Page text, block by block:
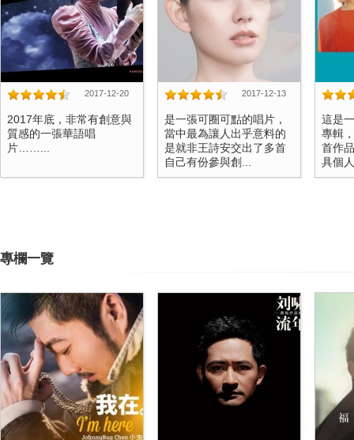
2017-12-20
2017年底，非常有創意與
質感的一張華語唱
片……...
2017-12-13
是一張可圈可點的唱片，
當中最為讓人出乎意料的
是就非王詩安交出了多首
自己有份參與創...
這是
專輯
首作
具個
專欄一覽